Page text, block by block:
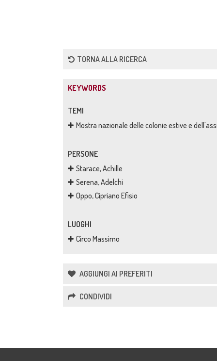
TORNA ALLA RICERCA
KEYWORDS
TEMI
Mostra nazionale delle colonie estive e
PERSONE
Starace, Achille
Serena, Adelchi
Oppo, Cipriano Efisio
LUOGHI
Circo Massimo
AGGIUNGI AI PREFERITI
CONDIVIDI